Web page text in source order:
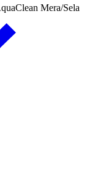
Mera/Sela